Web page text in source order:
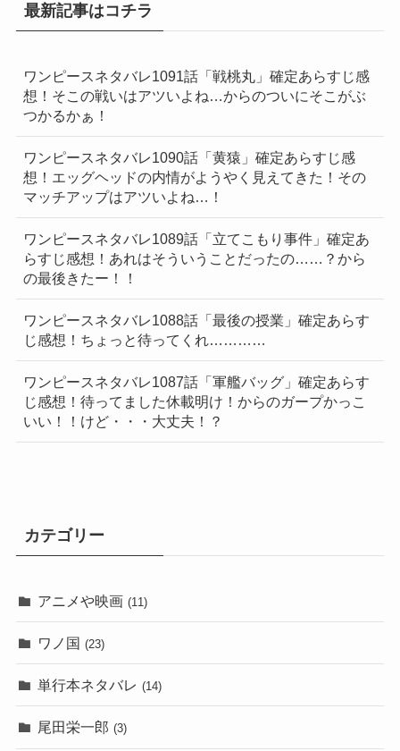
最新記事はコチラ
ワンピースネタバレ1091話「戦桃丸」確定あらすじ感
想！そこの戦いはアツいよね…からのついにそこがぶ
つかるかぁ！
ワンピースネタバレ1090話「黄猿」確定あらすじ感
想！エッグヘッドの内情がようやく見えてきた！その
マッチアップはアツいよね…！
ワンピースネタバレ1089話「立てこもり事件」確定あ
らすじ感想！あれはそういうことだったの……？から
の最後きたー！！
ワンピースネタバレ1088話「最後の授業」確定あらす
じ感想！ちょっと待ってくれ…………
ワンピースネタバレ1087話「軍艦バッグ」確定あらす
じ感想！待ってました休載明け！からのガープかっこ
いい！！けど・・・大丈夫！？
カテゴリー
アニメや映画 (11)
ワノ国 (23)
単行本ネタバレ (14)
尾田栄一郎 (3)